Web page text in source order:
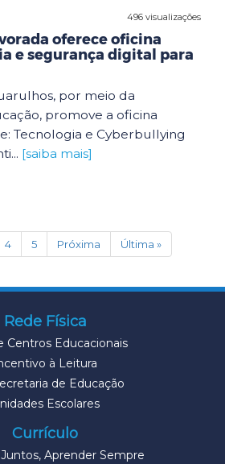
496 visualizações
oferece oficina
e segurança digital para
por meio da
promove a oficina
Tecnologia e Cyberbullying
[saiba mais]
4 5 Próxima Última »
Rede Física
Centros Educacionais
à Leitura
de Educação
Escolares
Currículo
Aprender Sempre